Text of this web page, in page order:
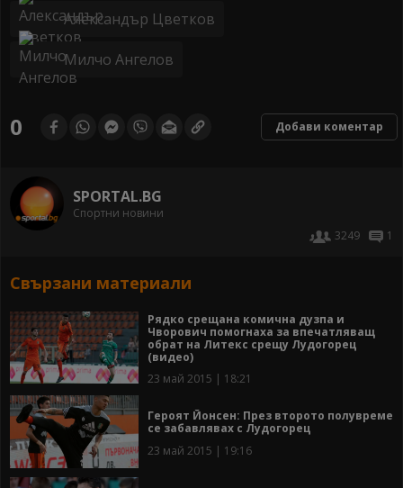
Александър Цветков
Милчо Ангелов
0 Добави коментар
SPORTAL.BG
Спортни новини
3249
1
Свързани материали
Рядко срещана комична дузпа и
Чворович помогнаха за впечатляващ
обрат на Литекс срещу Лудогорец
(видео)
23 май 2015 | 18:21
Героят Йонсен: През второто полувреме
се забавлявах с Лудогорец
23 май 2015 | 19:16